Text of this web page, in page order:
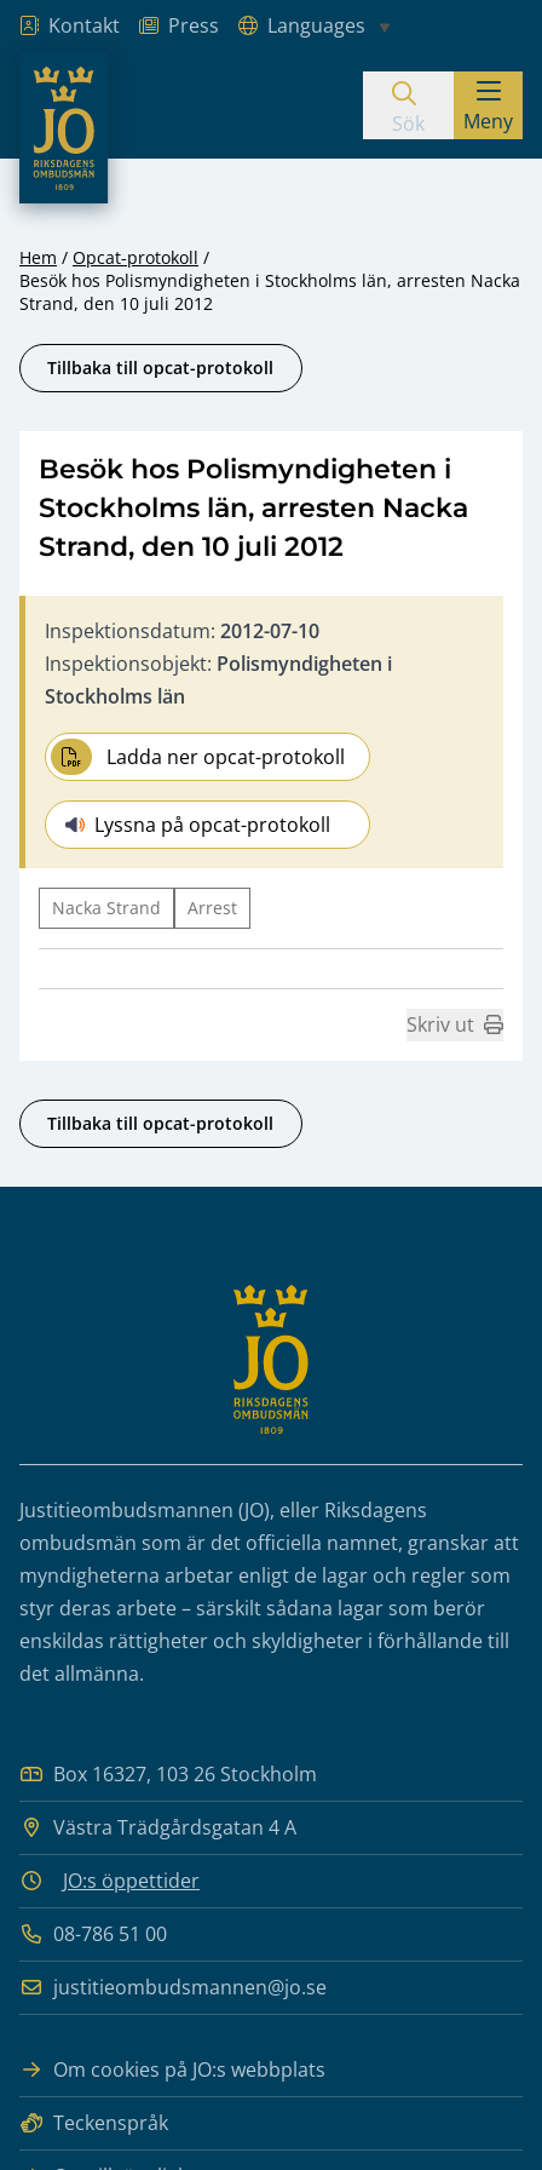
Hoppa till innehåll
Kontakt Press
Languages
JO – Riksdagens Ombudsmän
Sök Meny
Hem
Opcat-protokoll
Besök hos Polismyndigheten i Stockholms län, arresten Nacka
Strand, den 10 juli 2012
Tillbaka till opcat-protokoll
Besök hos Polismyndigheten i
Stockholms län, arresten Nacka
Strand, den 10 juli 2012
Inspektionsdatum: 2012-07-10
Inspektionsobjekt: Polismyndigheten i
Stockholms län
Ladda ner opcat-protokoll
Lyssna på opcat-protokoll
Nacka Strand Arrest
Skriv ut
Tillbaka till opcat-protokoll
Justitieombudsmannen (JO), eller Riksdagens
ombudsmän som är det officiella namnet, granskar att
myndigheterna arbetar enligt de lagar och regler som
styr deras arbete – särskilt sådana lagar som berör
enskildas rättigheter och skyldigheter i förhållande till
det allmänna.
Box 16327, 103 26 Stockholm
Västra Trädgårdsgatan 4 A
JO:s öppettider
08-786 51 00
justitieombudsmannen@jo.se
Om cookies på JO:s webbplats
Teckenspråk